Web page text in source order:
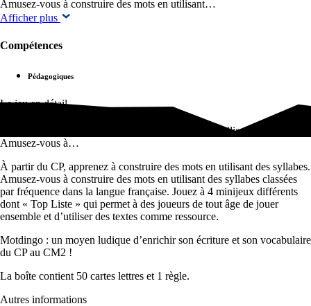
Amusez-vous à construire des mots en utilisant…
Afficher plus
Compétences
Pédagogiques
Le jeu en détail
À partir du CP, apprenez à construire des mots en utilisant des syllabes.
Amusez-vous à…
À partir du CP, apprenez à construire des mots en utilisant des syllabes.
Amusez-vous à construire des mots en utilisant des syllabes classées
par fréquence dans la langue française. Jouez à 4 minijeux différents
dont « Top Liste » qui permet à des joueurs de tout âge de jouer
ensemble et d’utiliser des textes comme ressource.
Motdingo : un moyen ludique d’enrichir son écriture et son vocabulaire
du CP au CM2 !
La boîte contient 50 cartes lettres et 1 règle.
Autres informations